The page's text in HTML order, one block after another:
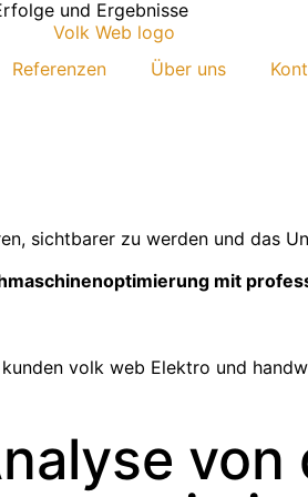
und Ergebnisse
Referenzen Über uns
sichtbarer zu werden und das
mit
von